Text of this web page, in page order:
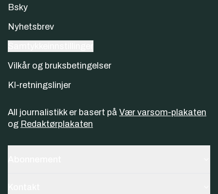
Bsky
Nyhetsbrev
Vilkår og bruksbetingelser
KI-retningslinjer
All journalistikk er basert på Vær varsom-plakaten
og Redaktørplakaten